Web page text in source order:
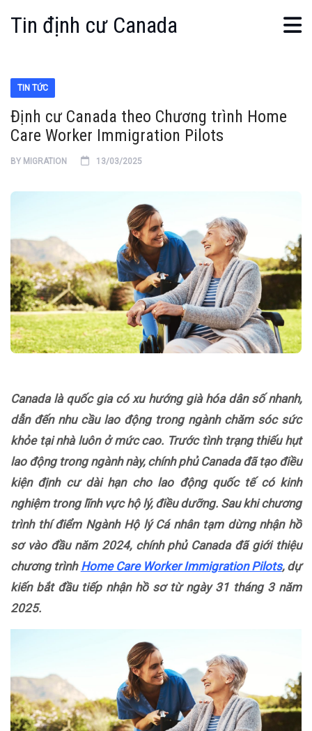
Tin định cư Canada
TIN TỨC
Định cư Canada theo Chương trình Home
Care Worker Immigration Pilots
BY MIGRATION 13/03/2025
Canada là quốc gia có xu hướng già hóa dân số nhanh,
dẫn đến nhu cầu lao động trong ngành chăm sóc sức
khỏe tại nhà luôn ở mức cao. Trước tình trạng thiếu hụt
lao động trong ngành này, chính phủ Canada đã tạo điều
kiện định cư dài hạn cho lao động quốc tế có kinh
nghiệm trong lĩnh vực hộ lý, điều dưỡng. Sau khi chương
trình thí điểm Ngành Hộ lý Cá nhân tạm dừng nhận hồ
sơ vào đầu năm 2024, chính phủ Canada đã giới thiệu
chương trình Home Care Worker Immigration Pilots, dự
kiến bắt đầu tiếp nhận hồ sơ từ ngày 31 tháng 3 năm
2025.